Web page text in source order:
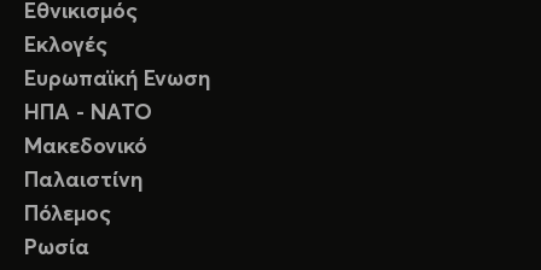
Εθνικισμός
Εκλογές
Ευρωπαϊκή Ενωση
ΗΠΑ - ΝΑΤΟ
Μακεδονικό
Παλαιστίνη
Πόλεμος
Ρωσία